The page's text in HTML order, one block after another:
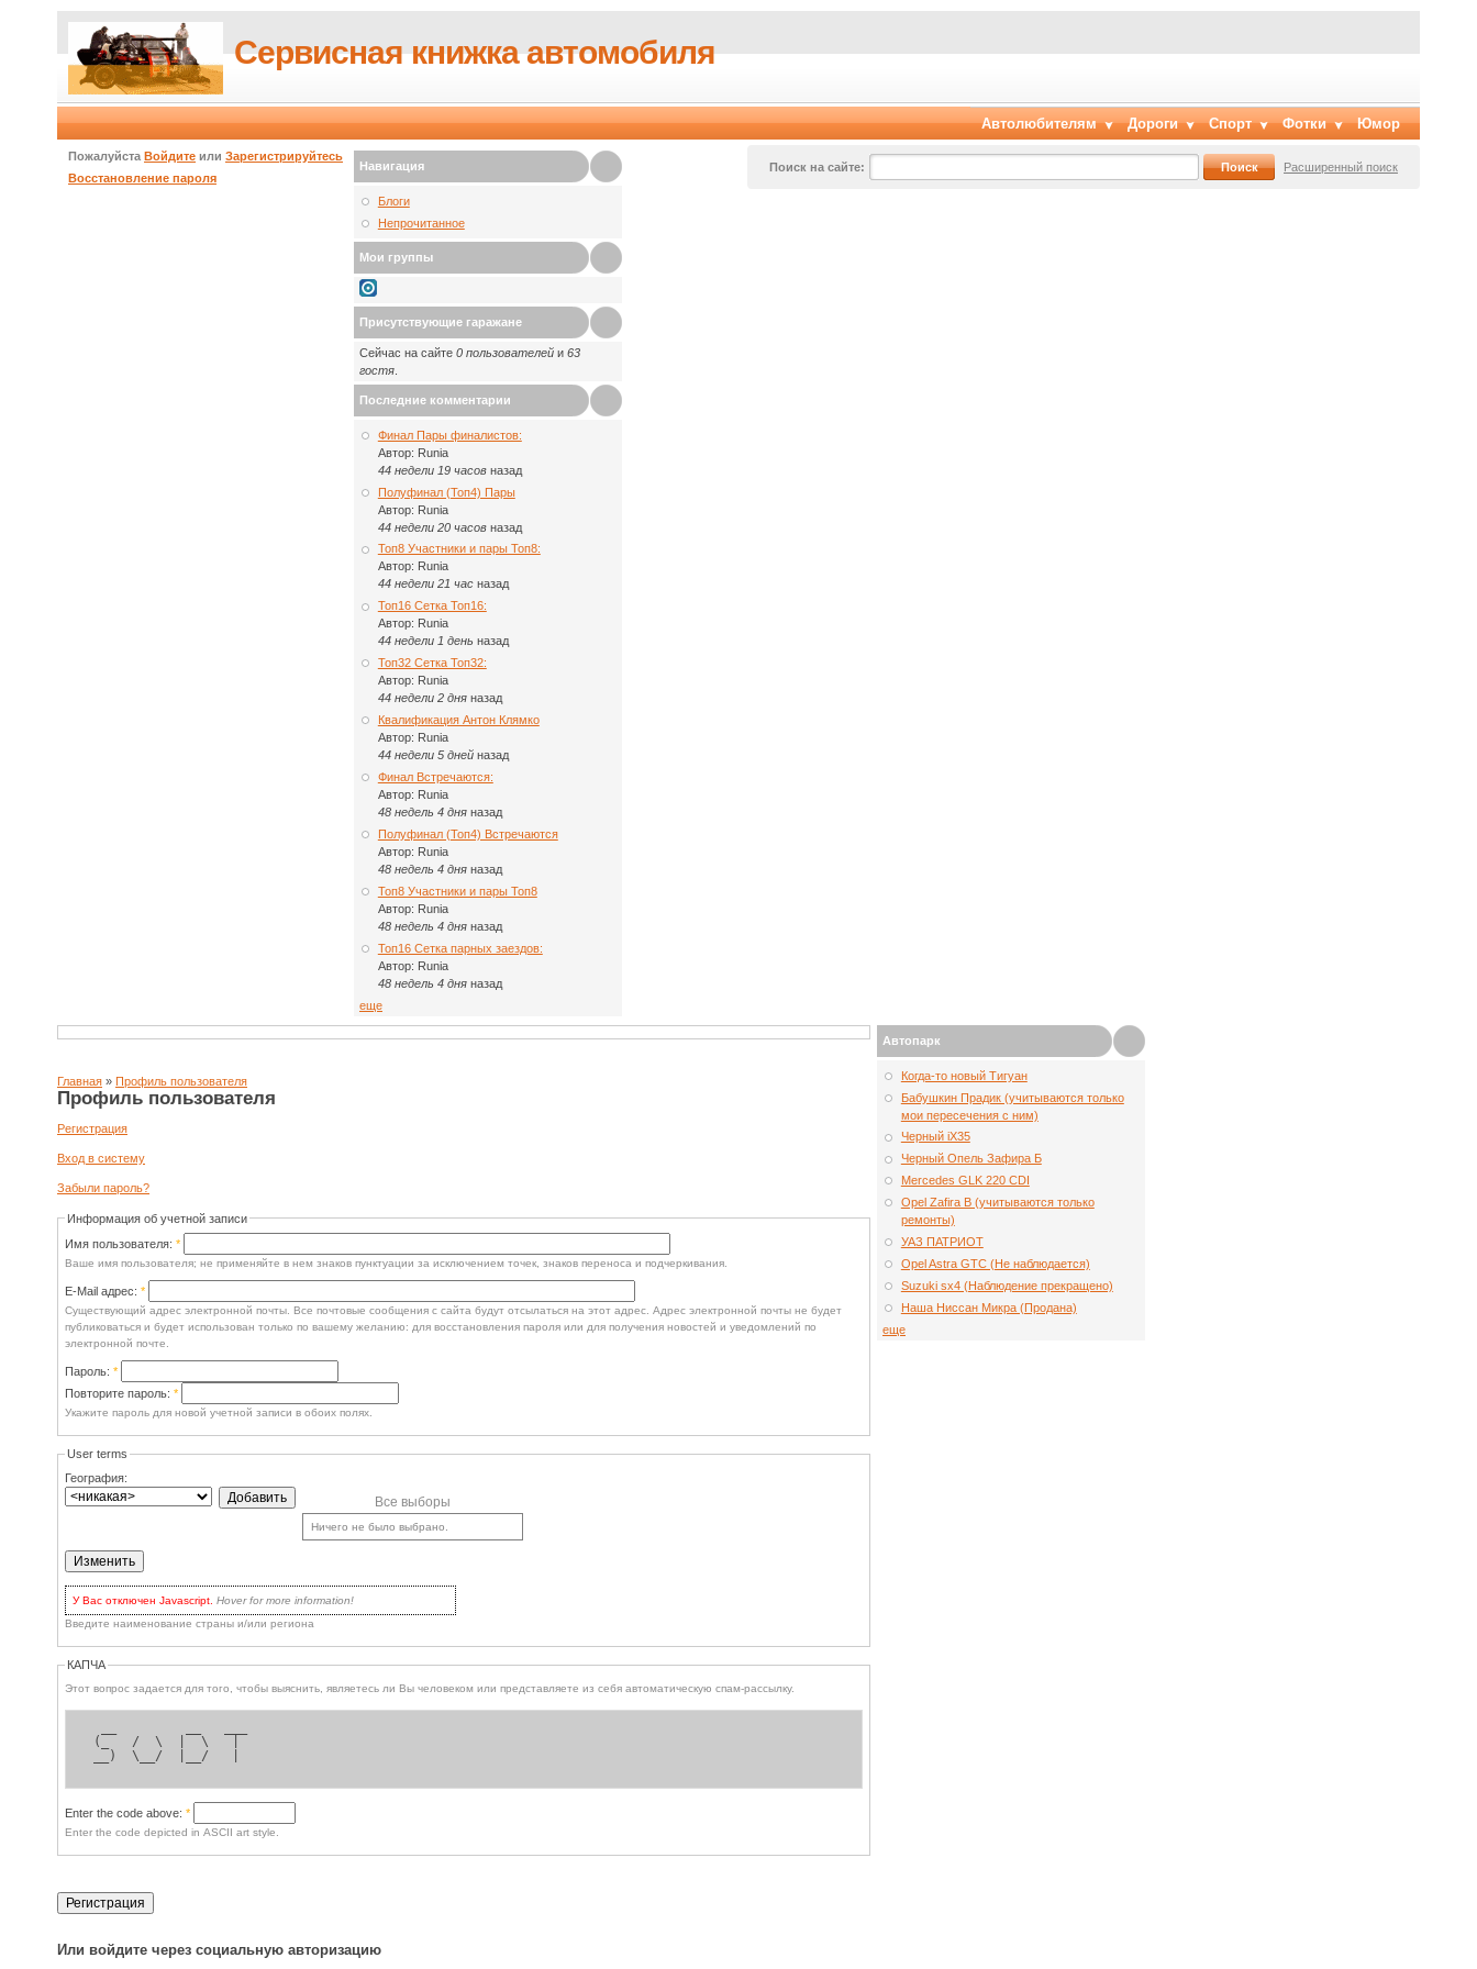
Сервисная книжка автомобиля
Автолюбителям Дороги Спорт Фотки Юмор
Пожалуйста Войдите или Зарегистрируйтесь
Восстановление пароля
Поиск на сайте: Расширенный поиск
Навигация
Блоги
Непрочитанное
Мои группы
Присутствующие гаражане
Сейчас на сайте 0 пользователей и 63
гостя
Последние комментарии
Финал Пары финалистов:
Автор: Runia
44 недели 19 часовназад
Полуфинал (Топ4) Пары
Автор: Runia
44 недели 20 часовназад
Топ8 Участники и пары Топ8:
Автор: Runia
44 недели 21 часназад
Топ16 Сетка Топ16:
Автор: Runia
44 недели 1 день назад
Топ32 Сетка Топ32:
Автор: Runia
44 недели 2 дняназад
Квалификация Антон Клямко
Автор: Runia
44 недели 5 днейназад
Финал Встречаются:
Автор: Runia
48 недель 4 дняназад
Полуфинал (Топ4) Встречаются
Автор: Runia
48 недель 4 дняназад
Топ8 Участники и пары Топ8
Автор: Runia
48 недель 4 дняназад
Топ16 Сетка парных заездов:
Автор: Runia
48 недель 4 дняназад
еще
Главная » Профиль пользователя
Профиль пользователя
Регистрация
Вход в систему
Забыли пароль?
Информация об учетной записи
Имя пользователя: *
Ваше имя пользователя; не применяйте в нем знаков пунктуации за исключением точек, знаков переноса и подчеркивания.
E-Mail адрес: *
Существующий адрес электронной почты. Все почтовые сообщения с сайта будут отсылаться на этот адрес. Адрес электронной почты не будет
публиковаться и будет использован только по вашему желанию: для восстановления пароля или для получения новостей и уведомлений по
электронной почте.
Пароль: *
Повторите пароль: *
Укажите пароль для новой учетной записи в обоих полях.
User terms
География:
Все выборы
Ничего не было выбрано.
У Вас отключен Javascript. Hover for more information!Но нет поводов
для волнения: вы по-прежнему можете пользоваться сайтом! У Вас
есть два варианта:
наиболее продвинутых.
Кликать на кнопкеUpdateкаждый раз для обновления списков
dropbox you'd like to remove.
Введите наименование страны и/или региона
КАПЧА
Этот вопрос задается для того, чтобы выяснить, являетесь ли Вы человеком или представляете из себя автоматическую спам-рассылку.
(_   /  \  |  \   |
__)  \__/  |__/   |
Enter the code above: *
Enter the code depicted in ASCII art style.
Или войдите через социальную авторизацию
Автопарк
Когда-то новый Тигуан
Бабушкин Прадик (учитываются только
мои пересечения с ним)
Черный iX35
Черный Опель Зафира Б
Mercedes GLK 220 CDI
Opel Zafira B (учитываются только
ремонты)
УАЗ ПАТРИОТ
Opel Astra GTC (Не наблюдается)
Suzuki sx4 (Наблюдение прекращено)
Наша Ниссан Микра (Продана)
еще